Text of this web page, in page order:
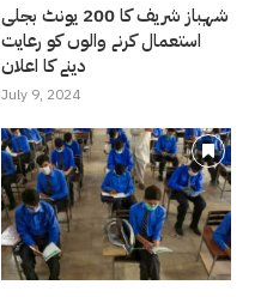
شہباز شریف کا 200 یونٹ بجلی
استعمال کرنے والوں کو رعایت
دینے کا اعلان
July 9, 2024